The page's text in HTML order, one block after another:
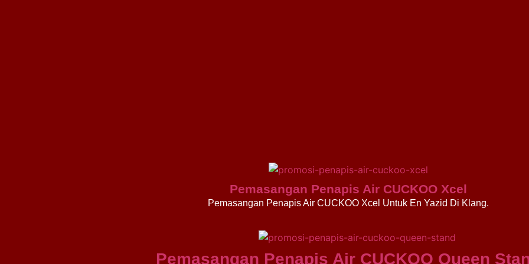
Pemasangan Penapis Air CUCKOO Xcel
Pemasangan Penapis Air CUCKOO Xcel Untuk En Yazid Di Klang.
Pemasangan Penapis Air CUCKOO Queen